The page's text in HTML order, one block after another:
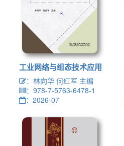
工业网络与组态技术应用
：林向华 何红军 主编
：978-7-5763-6478-1
：2026-07